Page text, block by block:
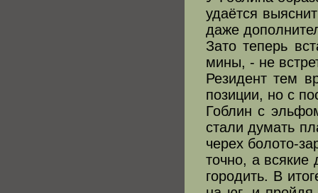
удаётся
даже
Зато теперь
мины, - не
Резидент тем
позиции, но с
Гоблин с
стали думать
черех болото-
точно, а всякие
городить. В